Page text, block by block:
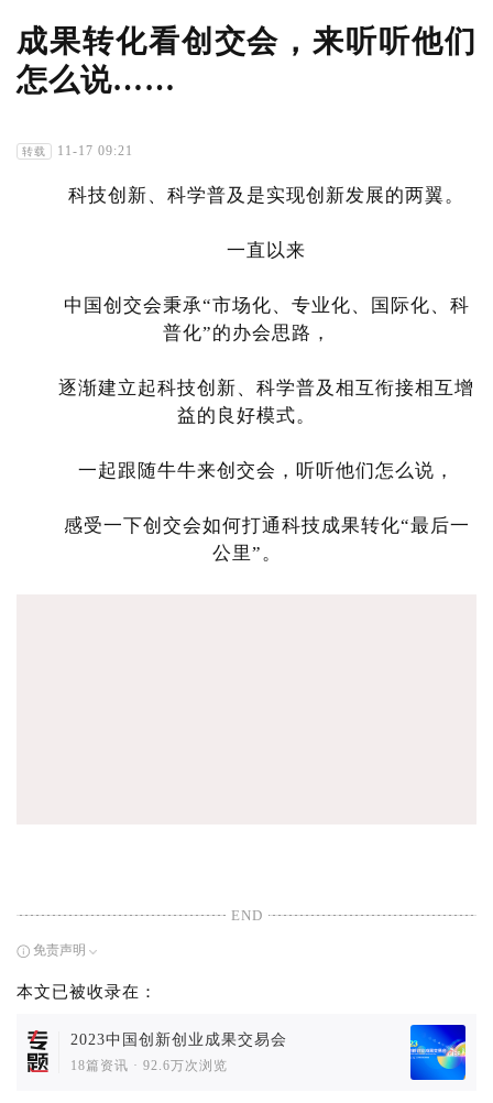
成果转化看创交会，来听听他们
怎么说……
转载 11-17 09:21
科技创新、科学普及是实现创新发展的两翼。
一直以来
中国创交会秉承“市场化、专业化、国际化、科
普化”的办会思路，
逐渐建立起科技创新、科学普及相互衔接相互增
益的良好模式。
一起跟随牛牛来创交会，听听他们怎么说，
感受一下创交会如何打通科技成果转化“最后一
公里”。
END
免责声明
本文已被收录在：
2023中国创新创业成果交易会
18篇资讯 · 92.6万次浏览